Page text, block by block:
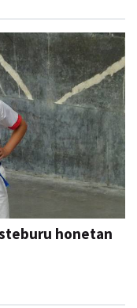
honetan